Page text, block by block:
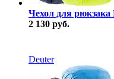
Чехол для рюкзака
2 130 руб.
Deuter